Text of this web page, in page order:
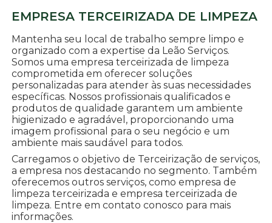
EMPRESA TERCEIRIZADA DE LIMPEZA
Mantenha seu local de trabalho sempre limpo e
organizado com a expertise da Leão Serviços.
Somos uma empresa terceirizada de limpeza
comprometida em oferecer soluções
personalizadas para atender às suas necessidades
específicas. Nossos profissionais qualificados e
produtos de qualidade garantem um ambiente
higienizado e agradável, proporcionando uma
imagem profissional para o seu negócio e um
ambiente mais saudável para todos.
Carregamos o objetivo de Terceirização de serviços,
a empresa nos destacando no segmento. Também
oferecemos outros serviços, como empresa de
limpeza terceirizada e empresa terceirizada de
limpeza. Entre em contato conosco para mais
informações.